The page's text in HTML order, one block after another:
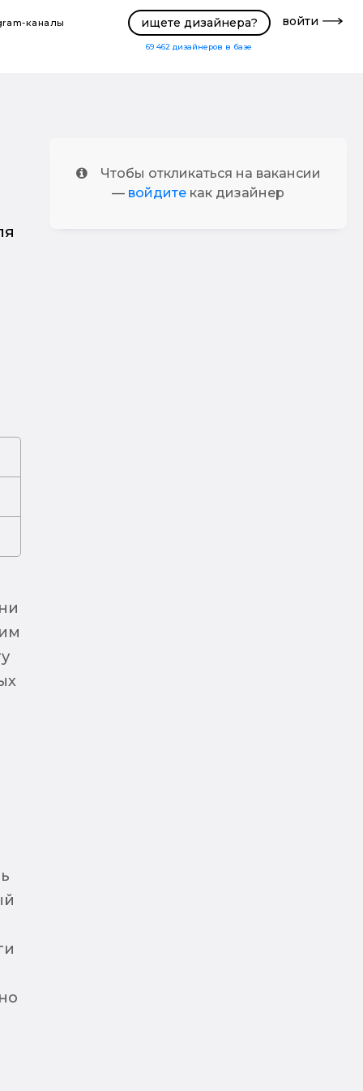
каналы ищете дизайнера?
69 462 дизайнеров в базе
войти
Чтобы откликаться на вакансии
— войдите как дизайнер